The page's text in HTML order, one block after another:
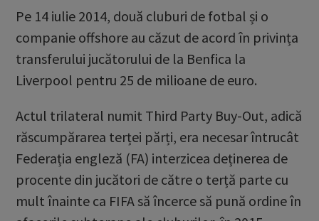
Pe 14 iulie 2014, două cluburi de fotbal și o
companie offshore au căzut de acord în privința
transferului jucătorului de la Benfica la
Liverpool pentru 25 de milioane de euro.
Actul trilateral numit Third Party Buy-Out, adică
răscumpărarea terței părți, era necesar întrucât
Federația engleză (FA) interzicea deținerea de
procente din jucători de către o terță parte cu
mult înainte ca FIFA să încerce să pună ordine în